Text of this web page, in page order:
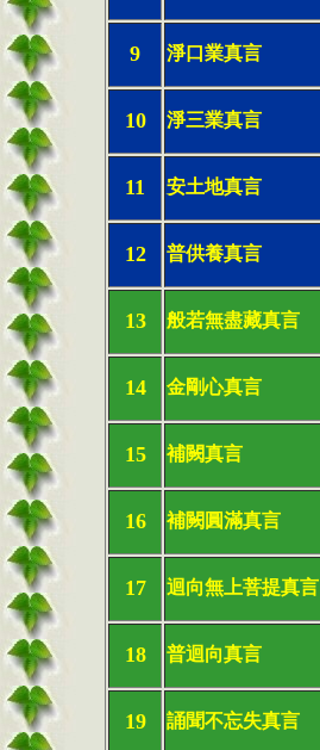
9 淨口業真言
10 淨三業真言
11 安土地真言
12 普供養真言
13 般若無盡藏真言
14 金剛心真言
15 補闕真言
16 補闕圓滿真言
17 迴向無上菩提真言
18 普迴向真言
19 誦聞不忘失真言